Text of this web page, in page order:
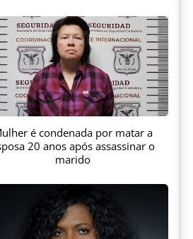
é condenada por matar a
20 anos após assassinar o
marido